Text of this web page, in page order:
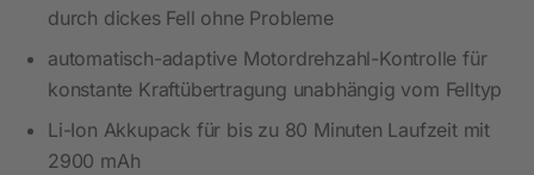
durch dickes Fell ohne Probleme
automatisch-adaptive Motordrehzahl-Kontrolle für
konstante Kraftübertragung unabhängig vom Felltyp
Li-Ion Akkupack für bis zu 80 Minuten Laufzeit mit
2900 mAh